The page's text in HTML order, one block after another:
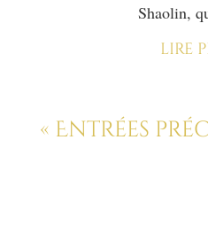
Shaolin,
lire
« Entrées